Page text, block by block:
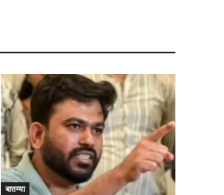
बातम्या